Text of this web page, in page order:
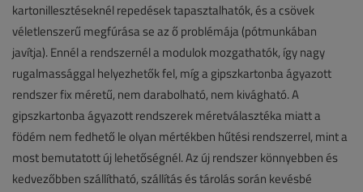
kartonillesztéseknél repedések tapasztalhatók, és a csövek
véletlenszerű megfúrása se az ő problémája (pótmunkában
javítja). Ennél a rendszernél a modulok mozgathatók, így nagy
rugalmassággal helyezhetők fel, míg a gipszkartonba ágyazott
rendszer fix méretű, nem darabolható, nem kivágható. A
gipszkartonba ágyazott rendszerek méretválasztéka miatt a
födém nem fedhető le olyan mértékben hűtési rendszerrel, mint a
most bemutatott új lehetőségnél. Az új rendszer könnyebben és
kedvezőbben szállítható, szállítás és tárolás során kevésbé